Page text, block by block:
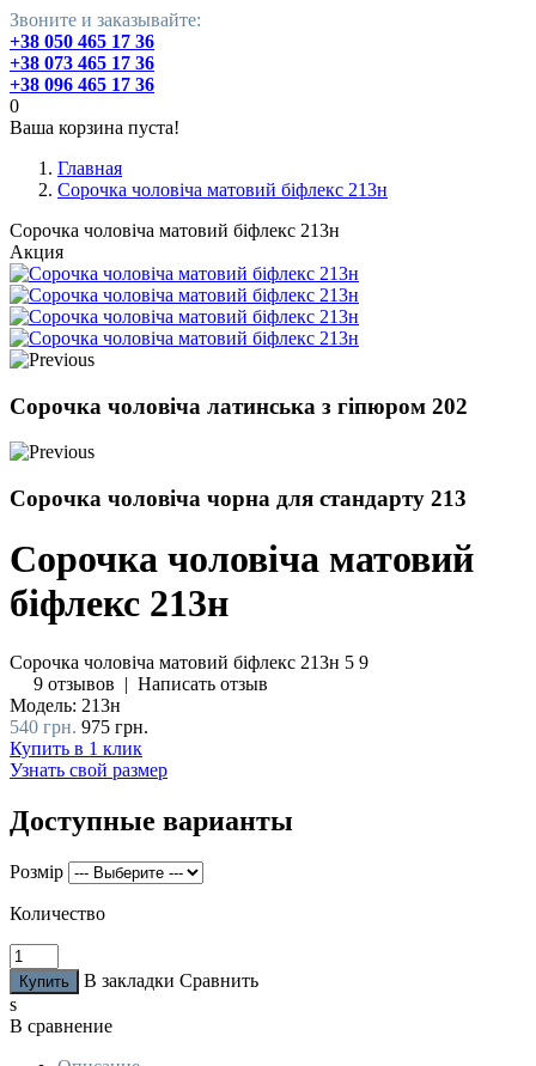
Звоните и заказывайте:
+38 050 465 17 36
+38 073 465 17 36
+38 096 465 17 36
0
Ваша корзина пуста!
Главная
Сорочка чоловіча матовий біфлекс 213н
Сорочка чоловіча матовий біфлекс 213н
Акция
Сорочка чоловіча латинська з гіпюром 202
Сорочка чоловіча чорна для стандарту 213
Сорочка чоловіча матовий
біфлекс 213н
Сорочка чоловіча матовий біфлекс 213н 5 9
9 отзывов | Написать отзыв
Модель: 213н
540 грн. 975 грн.
Купить в 1 клик
Узнать свой размер
Доступные варианты
Розмір
Количество
В закладки Сравнить
s
В сравнение